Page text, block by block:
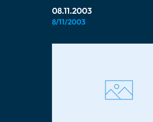
08.11.2003
8/11/2003